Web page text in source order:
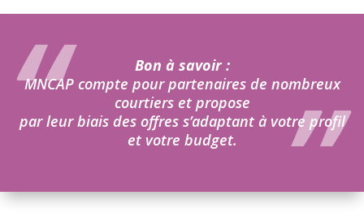
Bon à savoir :
MNCAP compte pour partenaires de nombreux
courtiers et propose
par leur biais des offres s’adaptant à votre profil
et votre budget.